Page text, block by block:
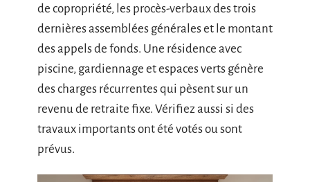
de copropriété, les procès-verbaux des trois
dernières assemblées générales et le montant
des appels de fonds. Une résidence avec
piscine, gardiennage et espaces verts génère
des charges récurrentes qui pèsent sur un
revenu de retraite fixe. Vérifiez aussi si des
travaux importants ont été votés ou sont
prévus.